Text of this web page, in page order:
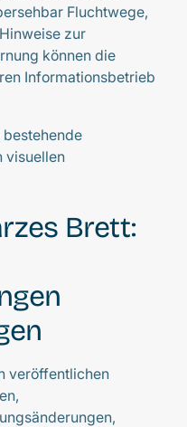
Fluchtwege,
zur
können die
Informationsbetrieb
visuellen
Brett:
veröffentlichen